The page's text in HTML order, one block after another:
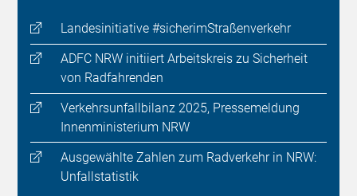
Landesinitiative #sicherimStraßenverkehr
ADFC NRW initiiert Arbeitskreis zu Sicherheit
von Radfahrenden
Verkehrsunfallbilanz 2025, Pressemeldung
Innenministerium NRW
Ausgewählte Zahlen zum Radverkehr in NRW:
Unfallstatistik